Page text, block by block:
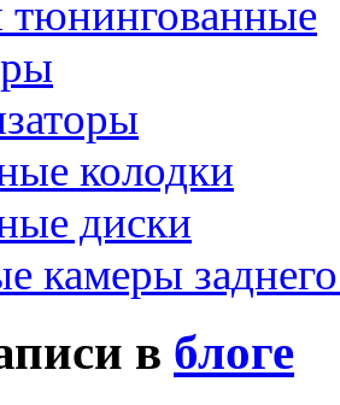
колодки
диски
камеры
в блоге